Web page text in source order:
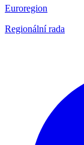
Euroregion
Regionální rada